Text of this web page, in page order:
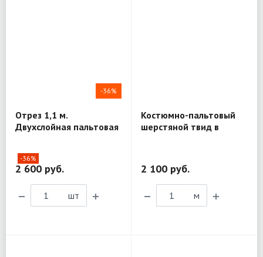
-36%
Отрез 1,1 м.
Двухслойная пальтовая
-36%
2 600 руб.
шт
Костюмно-пальтовый
шерстяной твид в
2 100 руб.
м